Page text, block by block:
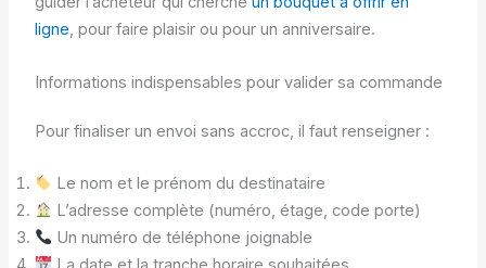
ligne, pour faire plaisir ou pour un anniversaire.
Informations indispensables pour valider sa commande
Pour finaliser un envoi sans accroc, il faut renseigner :
Le nom et le prénom du destinataire
L’adresse complète (numéro, étage, code porte)
Un numéro de téléphone joignable